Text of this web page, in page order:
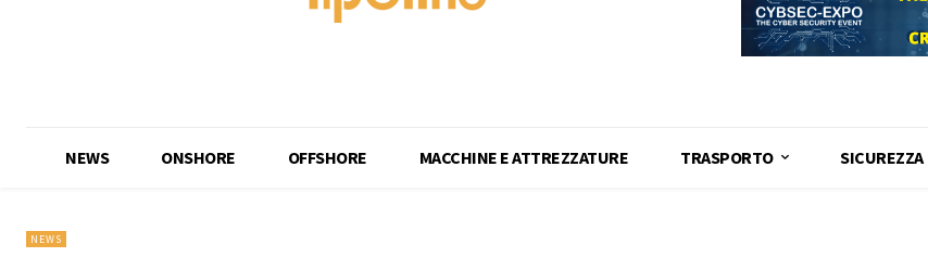
NEWS ONSHORE OFFSHORE MACCHINE E ATTREZZATURE TRASPORTO SICUREZZA
NEWS